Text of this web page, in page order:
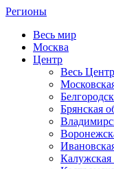
Регионы
Весь мир
Москва
Центр
Весь Центр
Брянская
Калужская